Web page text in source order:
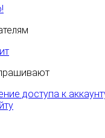
доступа к